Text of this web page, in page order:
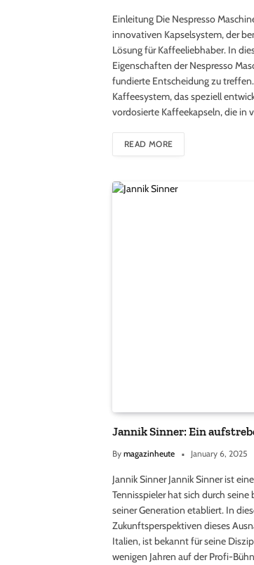
Einleitung Die Nespresso
innovativen Kapselsystem, der
Lösung für Kaffeeliebhaber. In
Eigenschaften der Nespresso
fundierte Entscheidung zu
Kaffeesystem, das speziell
vordosierte Kaffeekapseln, die in
READ MORE
Jannik Sinner: Ein
By magazinheute January 6, 2025
Jannik Sinner Jannik Sinner ist
Tennisspieler hat sich durch
seiner Generation etabliert. In
Zukunftsperspektiven dieses
Italien, ist bekannt für seine
wenigen Jahren auf der Profi-